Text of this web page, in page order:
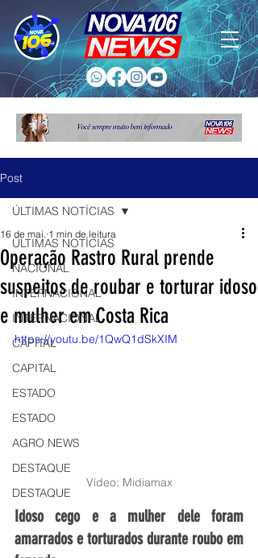
Post
ÚLTIMAS NOTÍCIAS
NACIONAL
INTERNACIONAL
INTERNACIONAL
CAPITAL
CAPITAL
ESTADO
ESTADO
AGRO NEWS
DESTAQUE
DESTAQUE
ÚLTIMAS NOTÍCIAS
Operação Rastro Rural prende
suspeitos de roubar e torturar idoso
e mulher em Costa Rica
16 de mai. 1 min de leitura
https://youtu.be/1QwQ1dSkXIM
Vídeo: Midiamax
Idoso cego e a mulher dele foram
amarrados e torturados durante roubo em